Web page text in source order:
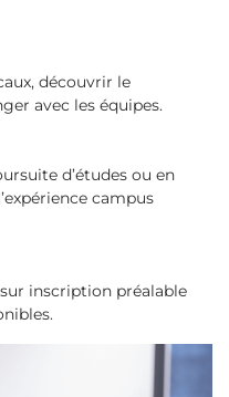
découvrir le
avec les équipes.
d’études ou en
campus
inscription préalable